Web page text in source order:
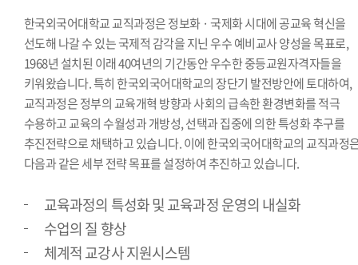
한국외국어대학교 교직과정은 정보화 · 국제화 시대에 공교육 혁신을
선도해 나갈 수 있는 국제적 감각을 지닌 우수 예비교사 양성을 목표로,
1968년 설치된 이래 40여년의 기간동안 우수한 중등교원자격자들을
키워왔습니다. 특히 한국외국어대학교의 장단기 발전방안에 토대하여,
교직과정은 정부의 교육개혁 방향과 사회의 급속한 환경변화를 적극
수용하고 교육의 수월성과 개방성, 선택과 집중에 의한 특성화 추구를
추진전략으로 채택하고 있습니다. 이에 한국외국어대학교의 교직과정
다음과 같은 세부 전략 목표를 설정하여 추진하고 있습니다.
교육과정의 특성화 및 교육과정 운영의 내실화
수업의 질 향상
체계적 교강사 지원시스템